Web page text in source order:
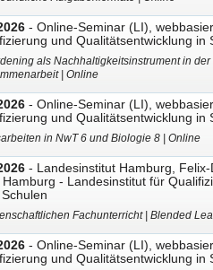
- Online-Seminar (LI),
und Qualitätsentwicklung in
als Nachhaltigkeitsinstrument in
| Online
- Online-Seminar (LI),
und Qualitätsentwicklung in
in NwT 6 und Biologie 8 | Online
- Landesinstitut Hamburg,
- Landesinstitut für
Fachunterricht | Blended
- Online-Seminar (LI),
und Qualitätsentwicklung in